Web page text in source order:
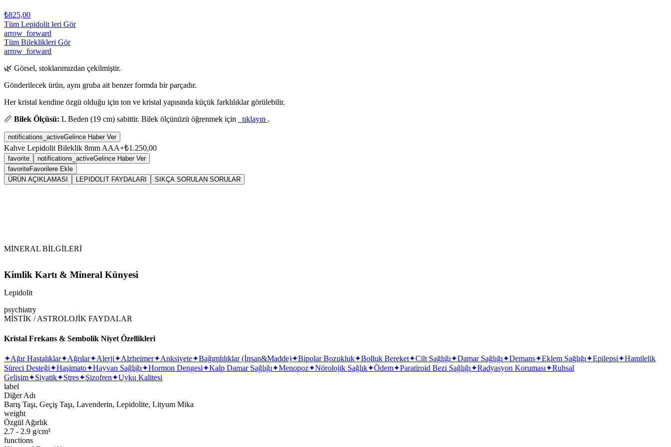
₺825,00
Tüm Lepidolit leri Gör
arrow_forward
Tüm Bileklikleri Gör
arrow_forward
🌿 Görsel, stoklarımızdan çekilmiştir.
Gönderilecek ürün, aynı gruba ait benzer formda bir parçadır.
Her kristal kendine özgü olduğu için ton ve kristal yapısında küçük farklılıklar görülebilir.
📏 Bilek Ölçüsü: L Beden (19 cm) sabittir. Bilek ölçünüzü öğrenmek için tıklayın .
notifications_activeGelince Haber Ver
Kahve Lepidolit Bileklik 8mm AAA+₺1.250,00
favorite notifications_activeGelince Haber Ver
favoriteFavorilere Ekle
ÜRÜN AÇIKLAMASI
LEPIDOLIT FAYDALARI SIKÇA SORULAN SORULAR
MİNERAL BİLGİLERİ
Kimlik Kartı & Mineral Künyesi
Lepidolit
psychiatry
MİSTİK / ASTROLOJİK FAYDALAR
Kristal Frekans & Sembolik Niyet Özellikleri
✦Ağır Hastalıklar✦Ağrılar✦Alerji✦Alzheimer✦Anksiyete✦Bağımlılıklar (İnsan&Madde)✦Bipolar Bozukluk✦Bolluk Bereket✦Cilt Sağlığı✦Damar Sağlığı✦Demans✦Eklem Sağlığı✦Epilepsi✦Hamilelik
Süreci Desteği✦Haşimato✦Hayvan Sağlığı✦Hormon Dengesi✦Kalp Damar Sağlığı✦Menopoz✦Nörolojik Sağlık✦Ödem✦Paratiroid Bezi Sağlığı✦Radyasyon Koruması✦Ruhsal
Gelişim✦Siyatik✦Stres✦Şizofren✦Uyku Kalitesi
label
Diğer Adı
Barış Taşı, Geçiş Taşı, Lavenderin, Lepidolite, Lityum Mika
weight
Özgül Ağırlık
2.7 - 2.9 g/cm³
functions